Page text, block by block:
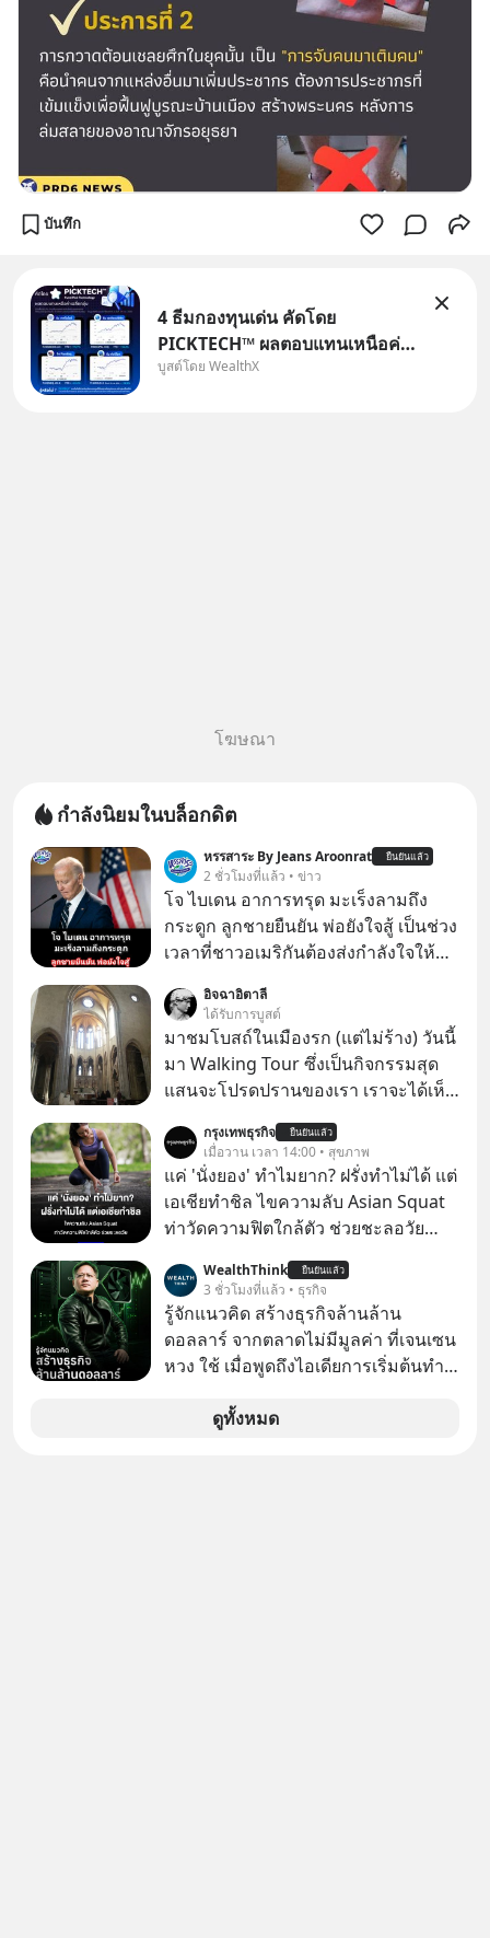
บันทึก
4 ธีมกองทุนเด่น คัดโดย
PICKTECH™ ผลตอบแทนเหนือค่า
เฉลี่ยกลุ่ม ถ้าอยากค้นหากองทุนที่
บูสต์โดย WealthX
โฆษณา
กำลังนิยมในบล็อกดิต
หรรสาระ By Jeans Aroonrat ยืนยันแล้ว
2 ชั่วโมงที่แล้ว • ข่าว
โจ ไบเดน อาการทรุด มะเร็งลามถึง
กระดูก ลูกชายยืนยัน พ่อยังใจสู้ เป็นช่วง
เวลาที่ชาวอเมริกันต้องส่งกำลังใจให้กับ
ตอนนี้กำลังต่อสู้กับโรคมะเร็งอย่างหนัก
ล่าสุด ฮันเตอร์ ไบเดน ลูกชายได้ออกมา
เปิดเผยอาการของพ่อว่า "น่าเป็นห่วง
อย่างมาก" เนื่องจากมะเร็งได้ลุกลามไป
สร้างความเจ็บปวดทรมานอย่างรุนแรง
แต่ยืนยันว่า โจ ไบเดน พ่อของเขายังใจ
สู้ เพื่อรักษาอาการป่วยของตนอย่างเต็ม
ที่
อิจฉาอิตาลี
ได้รับการบูสต์
มาชมโบสถ์ในเมืองรก (แต่ไม่ร้าง) วันนี้
มา Walking Tour ซึ่งเป็นกิจกรรมสุด
แสนจะโปรดปรานของเรา เราจะได้เห็น
กรุงเทพธุรกิจ ยืนยันแล้ว
เมื่อวาน เวลา 14:00 • สุขภาพ
แค่ 'นั่งยอง' ทำไมยาก? ฝรั่งทำไม่ได้ แต่
เอเชียทำชิล ไขความลับ Asian Squat
ท่าวัดความฟิตใกล้ตัว ช่วยชะลอวัย
ต่างชาติที่พยายามทำ “Asian Squat”
หรือการนั่งยองแบบคนเอเชีย แต่สุดท้าย
ก็เสียการทรงตัว ล้มหงายหลัง หรือไม่ก็
ต้องยกส้นเท้าขึ้น เพราะไม่สามารถนั่ง
ค้างในท่านั้นได้
WealthThink ยืนยันแล้ว
3 ชั่วโมงที่แล้ว • ธุรกิจ
รู้จักแนวคิด สร้างธุรกิจล้านล้าน
ดอลลาร์ จากตลาดไม่มีมูลค่า ที่เจนเซน
หวง ใช้ เมื่อพูดถึงไอเดียการเริ่มต้นทำ
ทำธุรกิจที่อยู่ในตลาดใหญ่ ๆ ที่ต้องมี
ดูทั้งหมด